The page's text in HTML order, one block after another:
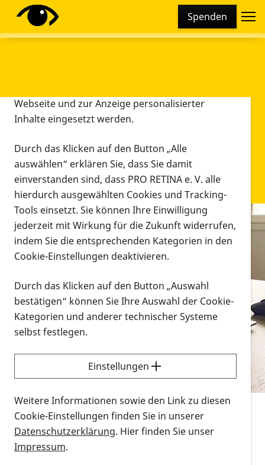
Spenden
Infomaterial
Infomaterial
Vorlesen
Alle Infomaterialien in verschiedenen
Formaten an einem Ort
Sie möchten wissen, wie Sie nach Infonmaterial
suchen und dieses bestellen bzw. herunterladen
können? Schauen Sie sich dieErklärvideos zum
Thema Infomaterial auf der PRO RETINA-Website
für blinde und sehbehinderte Menschen an.
Auf dieser Seite finden Sie sämtliches Infomaterial
Diese Webseite setzt verschiedene Cookies und
Tracking-Tools ein. Dies beinhaltet Cookies und
Webseite und zur Anzeige personalisierter
Inhalte eingesetzt werden.
Durch das Klicken auf den Button „Alle
auswählen“ erklären Sie, dass Sie damit
einverstanden sind, dass PRO RETINA e. V. alle
hierdurch ausgewählten Cookies und Tracking-
Tools einsetzt. Sie können Ihre Einwilligung
jederzeit mit Wirkung für die Zukunft widerrufen,
indem Sie die entsprechenden Kategorien in den
Cookie-Einstellungen deaktivieren.
Durch das Klicken auf den Button „Auswahl
bestätigen“ können Sie Ihre Auswahl der Cookie-
Kategorien und anderer technischer Systeme
selbst festlegen.
Einstellungen
Weitere Informationen sowie den Link zu diesen
Cookie-Einstellungen finden Sie in unserer
Datenschutzerklärung. Hier finden Sie unser
Impressum.